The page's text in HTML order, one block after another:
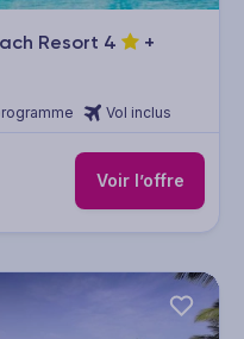
Resort 4
+
Vol inclus
Voir l’offre